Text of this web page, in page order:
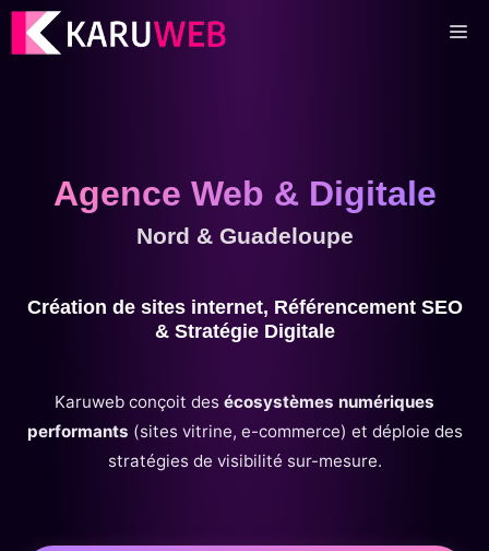
Aller
Agence Web & Digitale
Nord & Guadeloupe
Création de sites internet, Référencement SEO
& Stratégie Digitale
Karuweb conçoit des écosystèmes numériques
performants (sites vitrine, e-commerce) et déploie des
stratégies de visibilité sur-mesure.